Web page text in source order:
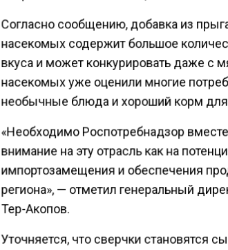
Согласно сообщению, добавка из
насекомых содержит большое
вкуса и может конкурировать даже с
насекомых уже оценили многие
необычные блюда и хороший корм
«Необходимо Роспотребнадзор
внимание на эту отрасль как на
импортозамещения и обеспечения
региона», — отметил генеральный
Тер-Акопов.
Уточняется, что сверчки становятся